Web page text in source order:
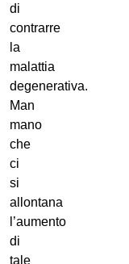
di
contrarre
la
malattia
degenerativa.
Man
mano
che
ci
si
allontana
l’aumento
di
tale